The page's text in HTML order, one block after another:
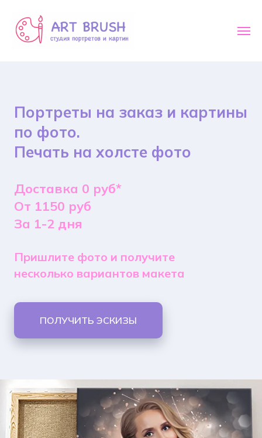
Портреты на заказ и картины
по фото.
Печать на холсте фото
Доставка 0 руб*
От 1150 руб
За 1-2 дня
Пришлите фото и получите
несколько вариантов макета
ПОЛУЧИТЬ ЭСКИЗЫ